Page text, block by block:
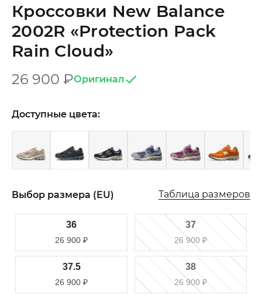
Кроссовки New Balance
2002R «Protection Pack
Rain Cloud»
26 900 ₽Оригинал
Доступные цвета:
Выбор размера (EU) Таблица размеров
36
26 900 ₽
37
26 900 ₽
37.5
26 900 ₽
38
26 900 ₽